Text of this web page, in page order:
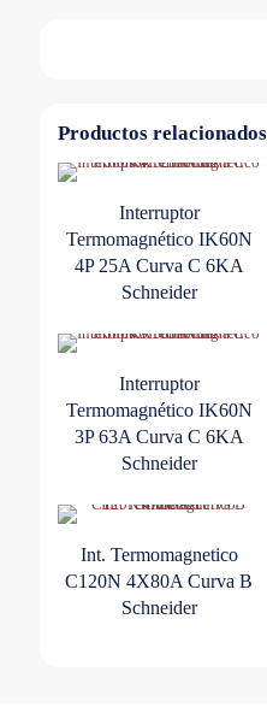
Productos relacionados
Interruptor
Termomagnético IK60N
4P 25A Curva C 6KA
Schneider
Interruptor
Termomagnético IK60N
3P 63A Curva C 6KA
Schneider
Int. Termomagnetico
C120N 4X80A Curva B
Schneider